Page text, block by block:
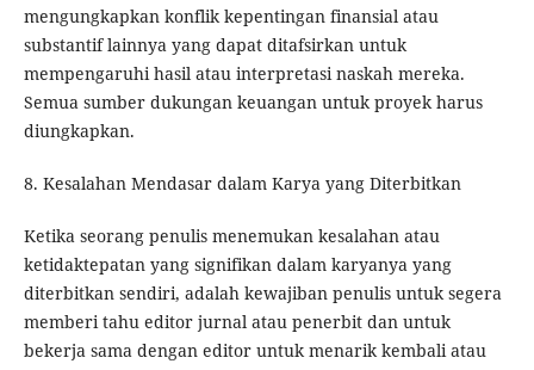
mengungkapkan konflik kepentingan finansial atau
substantif lainnya yang dapat ditafsirkan untuk
mempengaruhi hasil atau interpretasi naskah mereka.
Semua sumber dukungan keuangan untuk proyek harus
diungkapkan.
8. Kesalahan Mendasar dalam Karya yang Diterbitkan
Ketika seorang penulis menemukan kesalahan atau
ketidaktepatan yang signifikan dalam karyanya yang
diterbitkan sendiri, adalah kewajiban penulis untuk segera
memberi tahu editor jurnal atau penerbit dan untuk
bekerja sama dengan editor untuk menarik kembali atau